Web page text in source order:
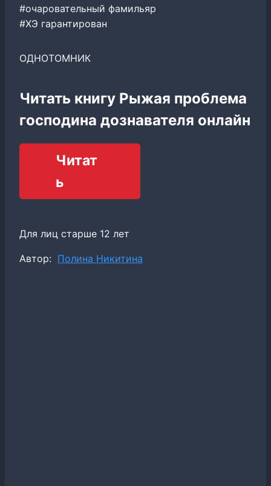
#очаровательный фамильяр
#ХЭ гарантирован
ОДНОТОМНИК
Читать книгу Рыжая проблема
господина дознавателя онлайн
Читат
ь
Для лиц старше 12 лет
Метки
Автор: Полина Никитина